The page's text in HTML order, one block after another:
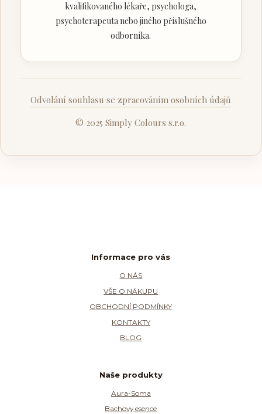
kvalifikovaného lékaře, psychologa,
psychoterapeuta nebo jiného příslušného
odborníka.
Odvolání souhlasu se zpracováním osobních údajů
© 2025 Simply Colours s.r.o.
Informace pro vás
O NÁS
VŠE O NÁKUPU
OBCHODNÍ PODMÍNKY
KONTAKTY
BLOG
Naše produkty
Aura-Soma
Bachovy esence